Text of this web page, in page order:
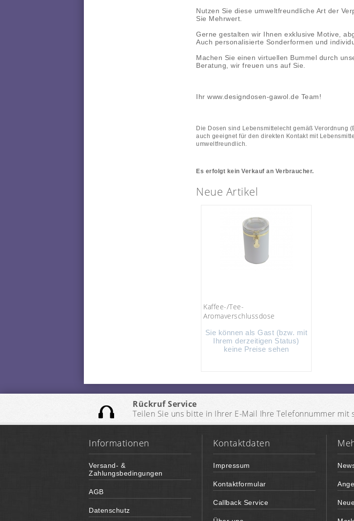
Nutzen Sie diese umweltfreundliche Art der
Sie Mehrwert.
Gerne gestalten wir Ihnen exklusive Motive,
Auch personalisierte Sonderformen und
Machen Sie einen virtuellen Bummel durch
Beratung, wir freuen uns auf Sie.
Ihr www.designdosen-gawol.de Team!
Die Dosen sind Lebensmittelecht gemäß Verordnung
auch geeignet für den direkten Kontakt mit
umweltfreundlich.
Es erfolgt kein Verkauf an Verbraucher.
Neue Artikel
Kaffee-/Tee-
Aromaverschlussdose
Sie können als Gast (bzw. mit
Ihrem derzeitigen Status)
keine Preise sehen
Rückruf Service
Teilen Sie uns bitte in Ihrer E-Mail Ihre Telefonnummer
Informationen
Versand- &
Zahlungsbedingungen
AGB
Datenschutz
Kontaktdaten
Impressum
Kontaktformular
Callback Service